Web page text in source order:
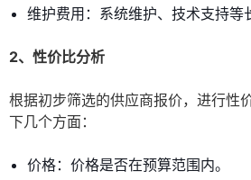
维护费用：系统维护、技术支持等
2、性价比分析
根据初步筛选的供应商报价，进行性
下几个方面：
价格：价格是否在预算范围内。